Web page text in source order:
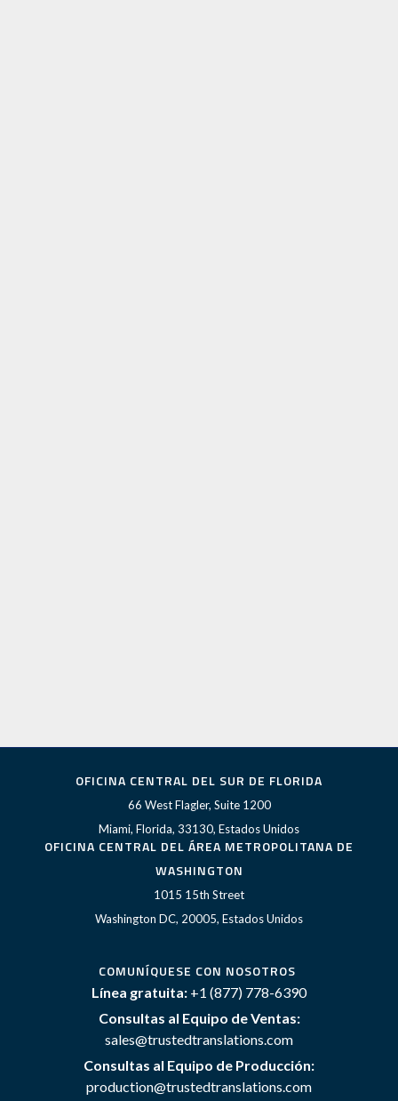
OFICINA CENTRAL DEL SUR DE FLORIDA
66 West Flagler, Suite 1200
Miami, Florida, 33130, Estados Unidos
OFICINA CENTRAL DEL ÁREA METROPOLITANA DE
WASHINGTON
1015 15th Street
Washington DC, 20005, Estados Unidos
COMUNÍQUESE CON NOSOTROS
Línea gratuita: +1 (877) 778-6390
Consultas al Equipo de Ventas:
sales@trustedtranslations.com
Consultas al Equipo de Producción:
production@trustedtranslations.com